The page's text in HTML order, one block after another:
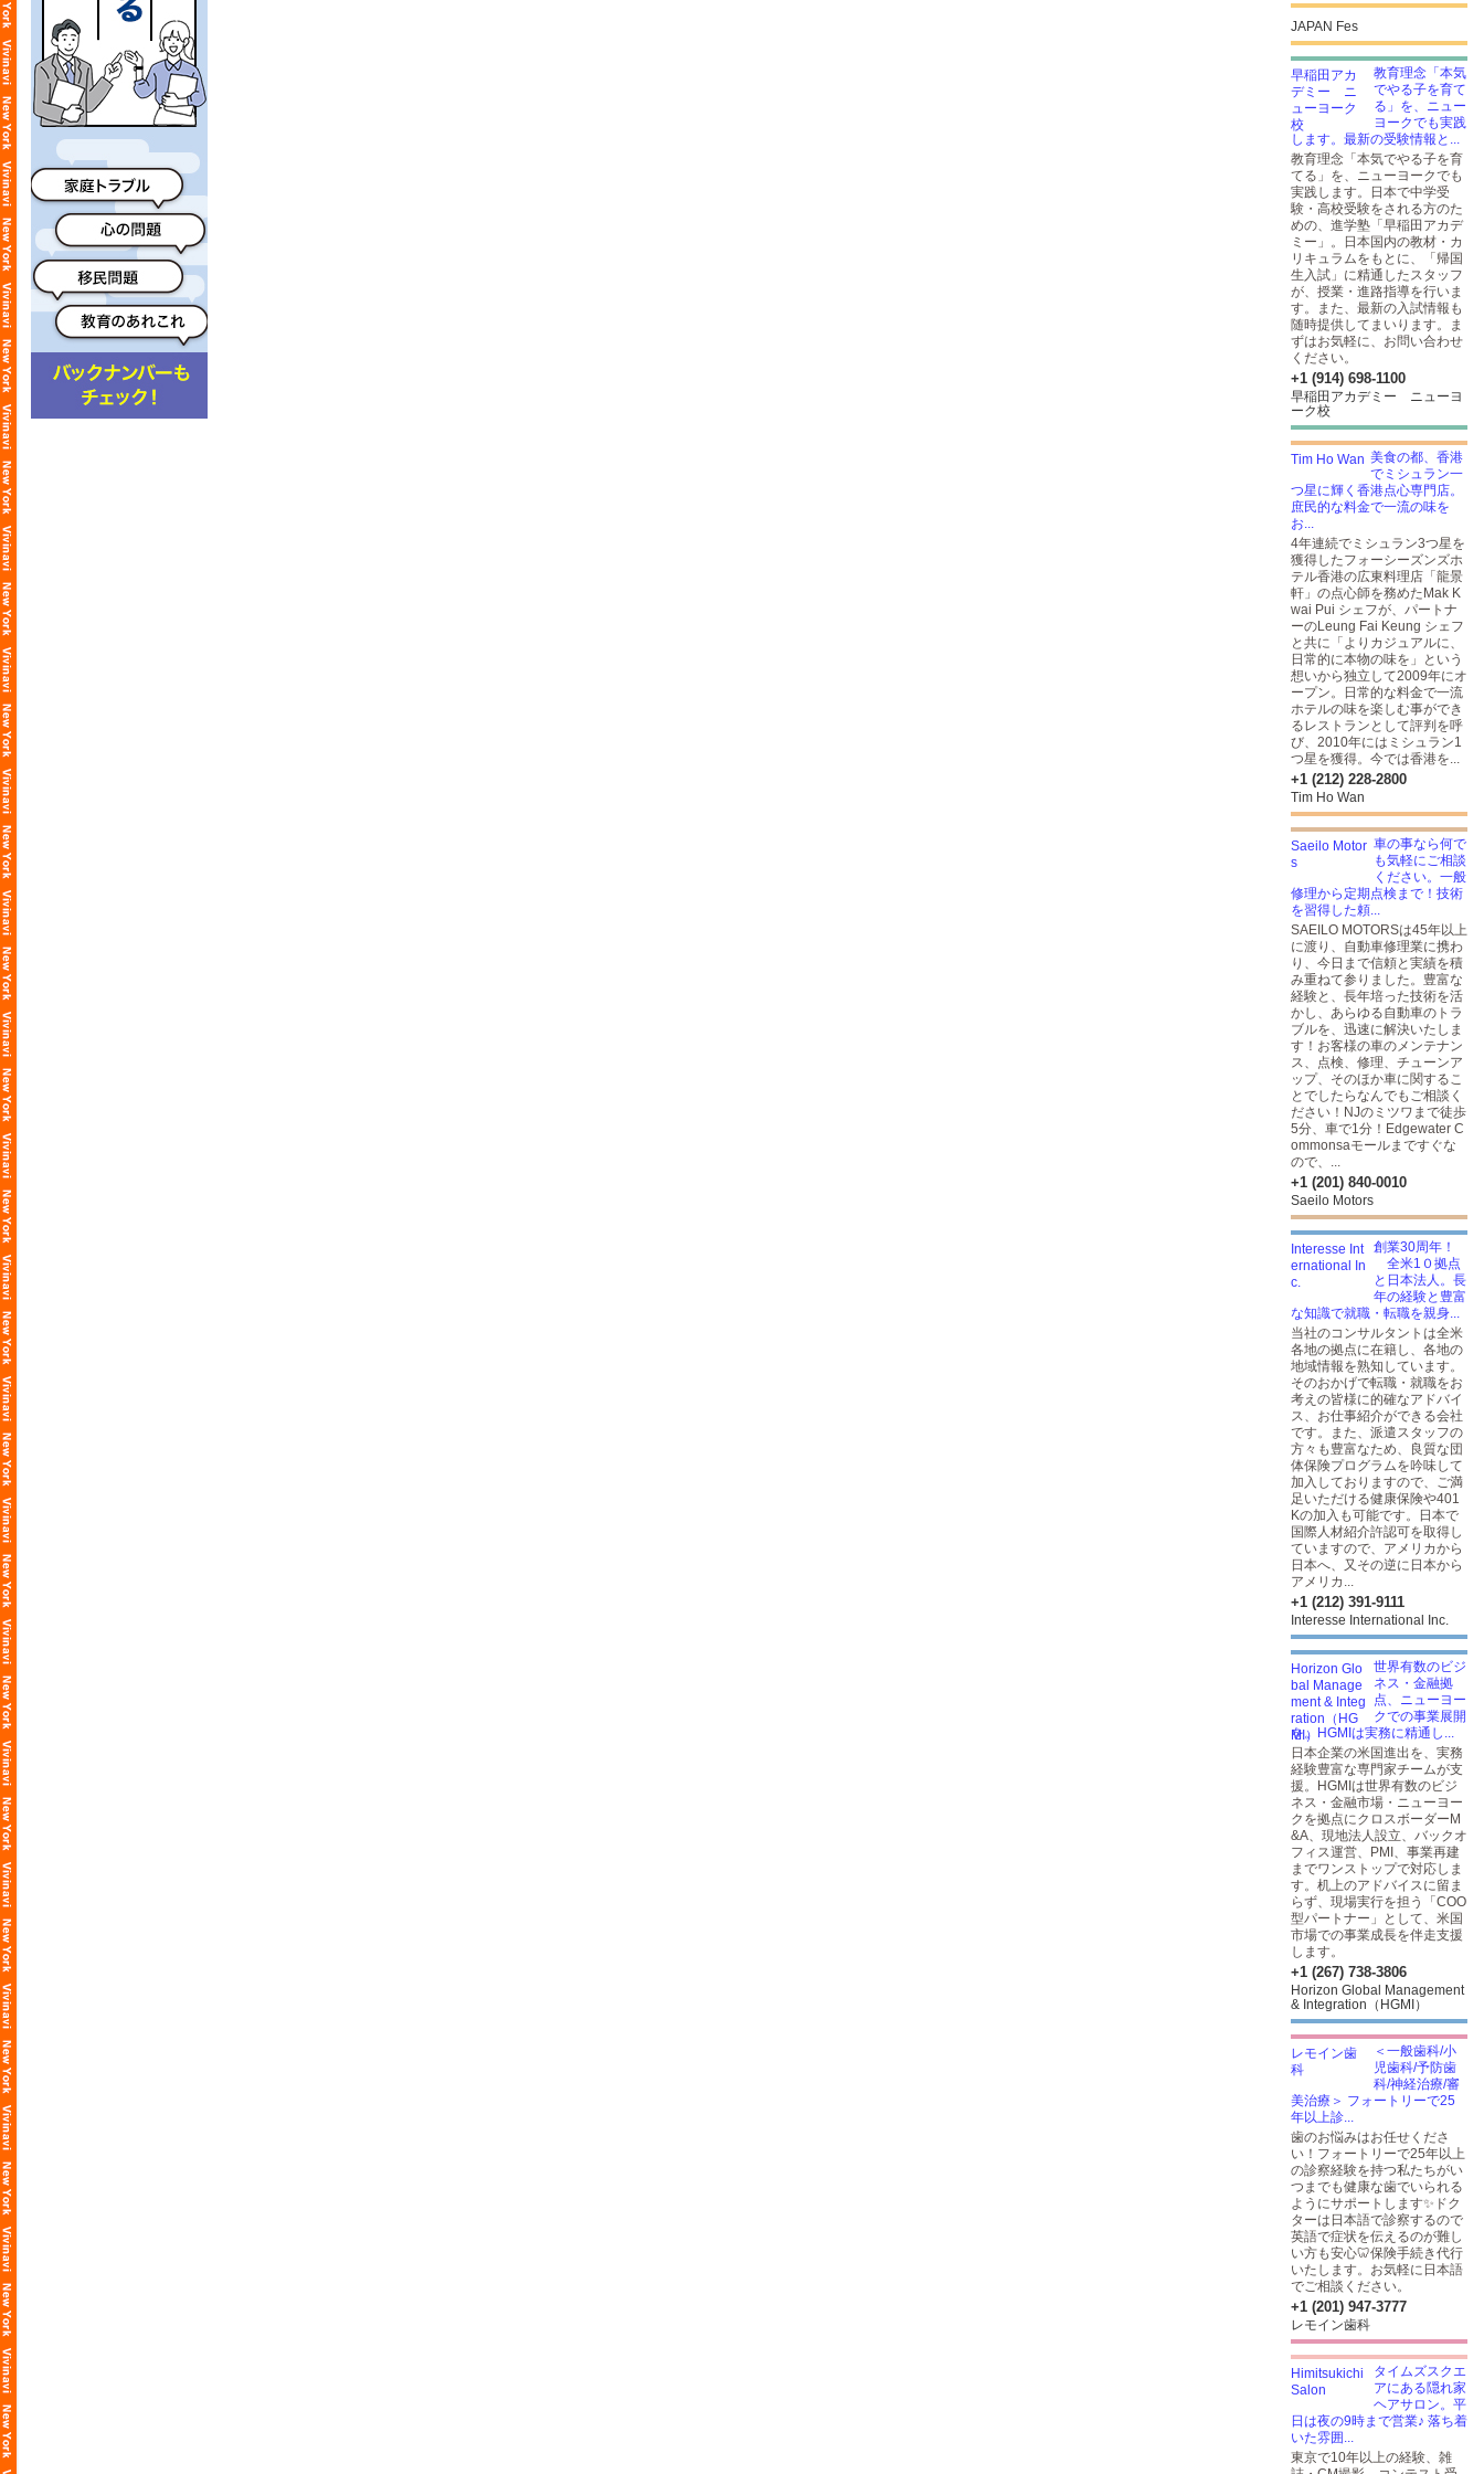
JAPAN Fes
教育理念「本気
でやる子を育て
る」を、ニュー
ヨークでも実践
します。最新の受験情報と...
教育理念「本気でやる子を育
てる」を、ニューヨークでも
実践します。日本で中学受
験・高校受験をされる方のた
めの、進学塾「早稲田アカデ
ミー」。日本国内の教材・カ
リキュラムをもとに、「帰国
生入試」に精通したスタッフ
が、授業・進路指導を行いま
す。また、最新の入試情報も
随時提供してまいります。ま
ずはお気軽に、お問い合わせ
ください。
+1 (914) 698-1100
早稲田アカデミー ニューヨ
ーク校
美食の都、香港
でミシュラン一
つ星に輝く香港点心専門店。
庶民的な料金で一流の味を
お...
4年連続でミシュラン3つ星を
獲得したフォーシーズンズホ
テル香港の広東料理店「龍景
軒」の点心師を務めたMak K
wai Pui シェフが、パートナ
ーのLeung Fai Keung シェフ
と共に「よりカジュアルに、
日常的に本物の味を」という
想いから独立して2009年にオ
ープン。日常的な料金で一流
ホテルの味を楽しむ事ができ
るレストランとして評判を呼
び、2010年にはミシュラン1
つ星を獲得。今では香港を...
+1 (212) 228-2800
Tim Ho Wan
車の事なら何で
も気軽にご相談
ください。一般
修理から定期点検まで！技術
を習得した頼...
SAEILO MOTORSは45年以上
に渡り、自動車修理業に携わ
り、今日まで信頼と実績を積
み重ねて参りました。豊富な
経験と、長年培った技術を活
かし、あらゆる自動車のトラ
ブルを、迅速に解決いたしま
す！お客様の車のメンテナン
ス、点検、修理、チューンア
ップ、そのほか車に関するこ
とでしたらなんでもご相談く
ださい！NJのミツワまで徒歩
5分、車で1分！Edgewater C
ommonsaモールまですぐな
ので、...
+1 (201) 840-0010
Saeilo Motors
創業30周年！
全米1０拠点
と日本法人。長
年の経験と豊富
な知識で就職・転職を親身...
当社のコンサルタントは全米
各地の拠点に在籍し、各地の
地域情報を熟知しています。
そのおかげで転職・就職をお
考えの皆様に的確なアドバイ
ス、お仕事紹介ができる会社
です。また、派遣スタッフの
方々も豊富なため、良質な団
体保険プログラムを吟味して
加入しておりますので、ご満
足いただける健康保険や401
Kの加入も可能です。日本で
国際人材紹介許認可を取得し
ていますので、アメリカから
日本へ、又その逆に日本から
アメリカ...
+1 (212) 391-9111
Interesse International Inc.
世界有数のビジ
ネス・金融拠
点、ニューヨー
クでの事業展開
を。HGMIは実務に精通し...
日本企業の米国進出を、実務
経験豊富な専門家チームが支
援。HGMIは世界有数のビジ
ネス・金融市場・ニューヨー
クを拠点にクロスボーダーM
&A、現地法人設立、バックオ
フィス運営、PMI、事業再建
までワンストップで対応しま
す。机上のアドバイスに留ま
らず、現場実行を担う「COO
型パートナー」として、米国
市場での事業成長を伴走支援
します。
+1 (267) 738-3806
Horizon Global Management
& Integration（HGMI）
＜一般歯科/小
児歯科/予防歯
科/神経治療/審
美治療＞ フォートリーで25
年以上診...
歯のお悩みはお任せくださ
い！フォートリーで25年以上
の診察経験を持つ私たちがい
つまでも健康な歯でいられる
ようにサポートします✨ドク
ターは日本語で診察するので
英語で症状を伝えるのが難し
い方も安心🦷保険手続き代行
いたします。お気軽に日本語
でご相談ください。
+1 (201) 947-3777
レモイン歯科
タイムズスクエ
アにある隠れ家
ヘアサロン。平
日は夜の9時まで営業♪ 落ち着
いた雰囲...
東京で10年以上の経験、雑